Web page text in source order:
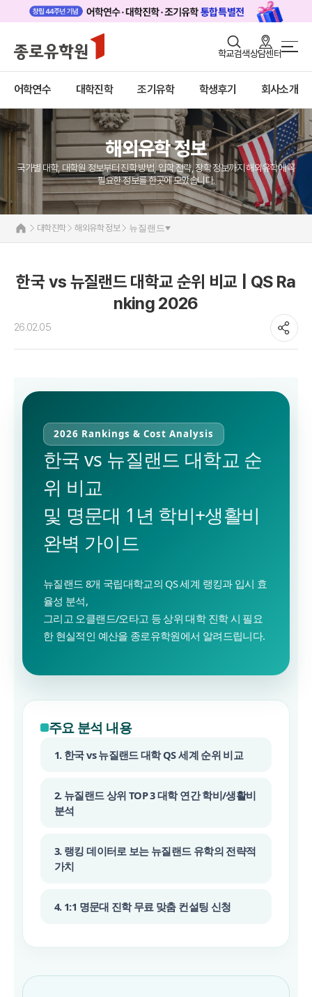
학교검색상담센터
어학연수 대학진학 조기유학 학생후기 회사소개
로그인 회원가입
어학연수
대학진학
조기/캠프
프로그램
학생후기
고객서비스
유학가이드
미국
캐나다
영국
호주
뉴질랜드
일본
네덜란드
해외유학 정보
미국
캐나다
호주
뉴질랜드
해외유학 정보
국가별 대학, 대학원 정보부터 진학 방법, 입학 전략, 장학 정보까지 해외유학에 꼭
필요한 정보를 한곳에 모았습니다.
대학진학 해외유학 정보 뉴질랜드
한국 vs 뉴질랜드 대학교 순위 비교 | QS Ra
nking 2026
26.02.05
2026 Rankings & Cost Analysis
한국 vs 뉴질랜드 대학교 순
위 비교
및 명문대 1년 학비+생활비
완벽 가이드
뉴질랜드 8개 국립대학교의 QS 세계 랭킹과 입시 효
율성 분석,
그리고 오클랜드/오타고 등 상위 대학 진학 시 필요
한 현실적인 예산을 종로유학원에서 알려드립니다.
주요 분석 내용
1. 한국 vs 뉴질랜드 대학 QS 세계 순위 비교
2. 뉴질랜드 상위 TOP 3 대학 연간 학비/생활비
분석
3. 랭킹 데이터로 보는 뉴질랜드 유학의 전략적
가치
4. 1:1 명문대 진학 무료 맞춤 컨설팅 신청